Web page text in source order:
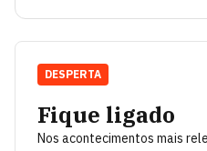
Fique ligado
Nos acontecimentos mais
DESPERTA